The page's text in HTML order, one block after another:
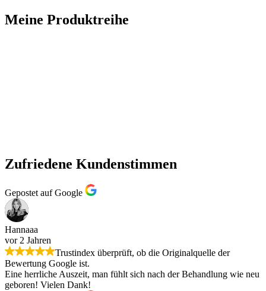
Meine Produktreihe
Zufriedene Kundenstimmen
Gepostet auf Google
Hannaaa
vor 2 Jahren
Trustindex überprüft, ob die Originalquelle der
Bewertung Google ist.
Eine herrliche Auszeit, man fühlt sich nach der Behandlung wie neu
geboren! Vielen Dank!